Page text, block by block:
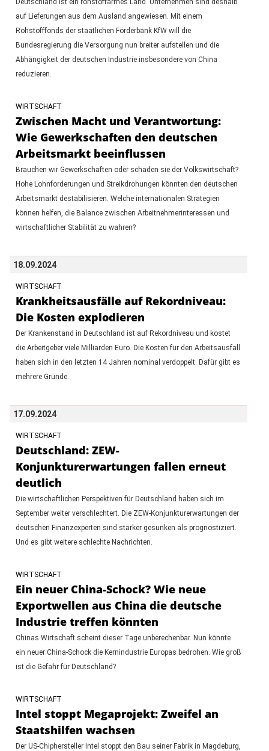
Deutschland ist ein rohstoffarmes Land. Unternehmen sind deshalb
auf Lieferungen aus dem Ausland angewiesen. Mit einem
Rohstofffonds der staatlichen Förderbank KfW will die
Bundesregierung die Versorgung nun breiter aufstellen und die
Abhängigkeit der deutschen Industrie insbesondere von China
reduzieren.
WIRTSCHAFT
Zwischen Macht und Verantwortung:
Wie Gewerkschaften den deutschen
Arbeitsmarkt beeinflussen
Brauchen wir Gewerkschaften oder schaden sie der Volkswirtschaft?
Hohe Lohnforderungen und Streikdrohungen könnten den deutschen
Arbeitsmarkt destabilisieren. Welche internationalen Strategien
können helfen, die Balance zwischen Arbeitnehmerinteressen und
wirtschaftlicher Stabilität zu wahren?
18.09.2024
WIRTSCHAFT
Krankheitsausfälle auf Rekordniveau:
Die Kosten explodieren
Der Krankenstand in Deutschland ist auf Rekordniveau und kostet
die Arbeitgeber viele Milliarden Euro. Die Kosten für den Arbeitsausfall
haben sich in den letzten 14 Jahren nominal verdoppelt. Dafür gibt es
mehrere Gründe.
17.09.2024
WIRTSCHAFT
Deutschland: ZEW-
Konjunkturerwartungen fallen erneut
deutlich
Die wirtschaftlichen Perspektiven für Deutschland haben sich im
September weiter verschlechtert. Die ZEW-Konjunkturerwartungen der
deutschen Finanzexperten sind stärker gesunken als prognostiziert.
Und es gibt weitere schlechte Nachrichten.
WIRTSCHAFT
Ein neuer China-Schock? Wie neue
Exportwellen aus China die deutsche
Industrie treffen könnten
Chinas Wirtschaft scheint dieser Tage unberechenbar. Nun könnte
ein neuer China-Schock die Kernindustrie Europas bedrohen. Wie groß
ist die Gefahr für Deutschland?
WIRTSCHAFT
Intel stoppt Megaprojekt: Zweifel an
Staatshilfen wachsen
Der US-Chiphersteller Intel stoppt den Bau seiner Fabrik in Magdeburg,